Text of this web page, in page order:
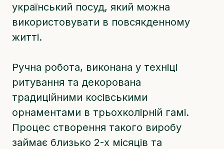
український посуд, який можна
використовувати в повсякденному
житті.
Ручна робота, виконана у техніці
ритування та декорована
традиційними косівськими
орнаментами в трьохколірній гамі.
Процес створення такого виробу
займає близько 2-х місяців та